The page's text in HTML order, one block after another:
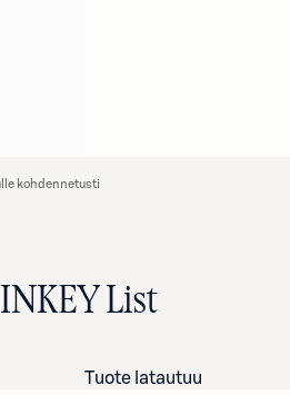
kohdennetusti
List
Tuote latautuu